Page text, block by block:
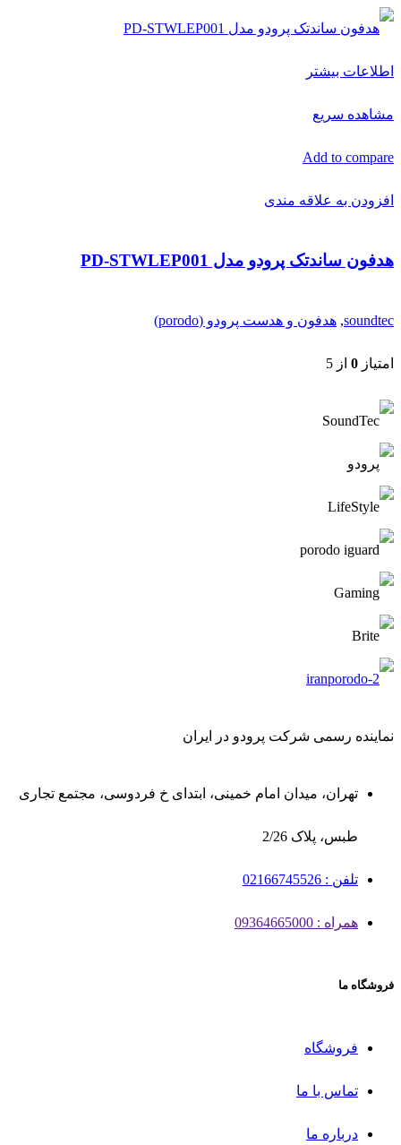
اطلاعات بیشتر
مشاهده سریع
Add to compare
افزودن به علاقه مندی
هدفون ساندتک پرودو مدل PD-STWLEP001
soundtec
, هدفون و هدست پرودو (porodo)
امتیاز 0 از 5
نماینده رسمی شرکت پرودو در ایران
تهران، میدان امام خمینی، ابتدای خ فردوسی، مجتمع تجاری
طبس، پلاک 2/26
تلفن : 02166745526
همراه : 09364665000
فروشگاه ما
فروشگاه
تماس با ما
درباره ما